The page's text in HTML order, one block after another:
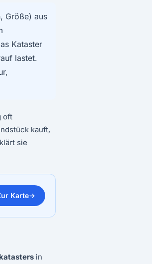
Größe) aus
Kataster
lastet.
oft
kauft,
sie
Karte
in